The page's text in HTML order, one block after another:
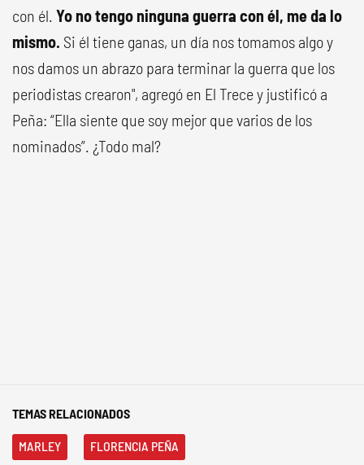
con él. Yo no tengo ninguna guerra con él, me da lo
mismo. Si él tiene ganas, un día nos tomamos algo y
nos damos un abrazo para terminar la guerra que los
periodistas crearon", agregó en El Trece y justificó a
Peña: “Ella siente que soy mejor que varios de los
nominados”. ¿Todo mal?
TEMAS RELACIONADOS
MARLEY FLORENCIA PEÑA